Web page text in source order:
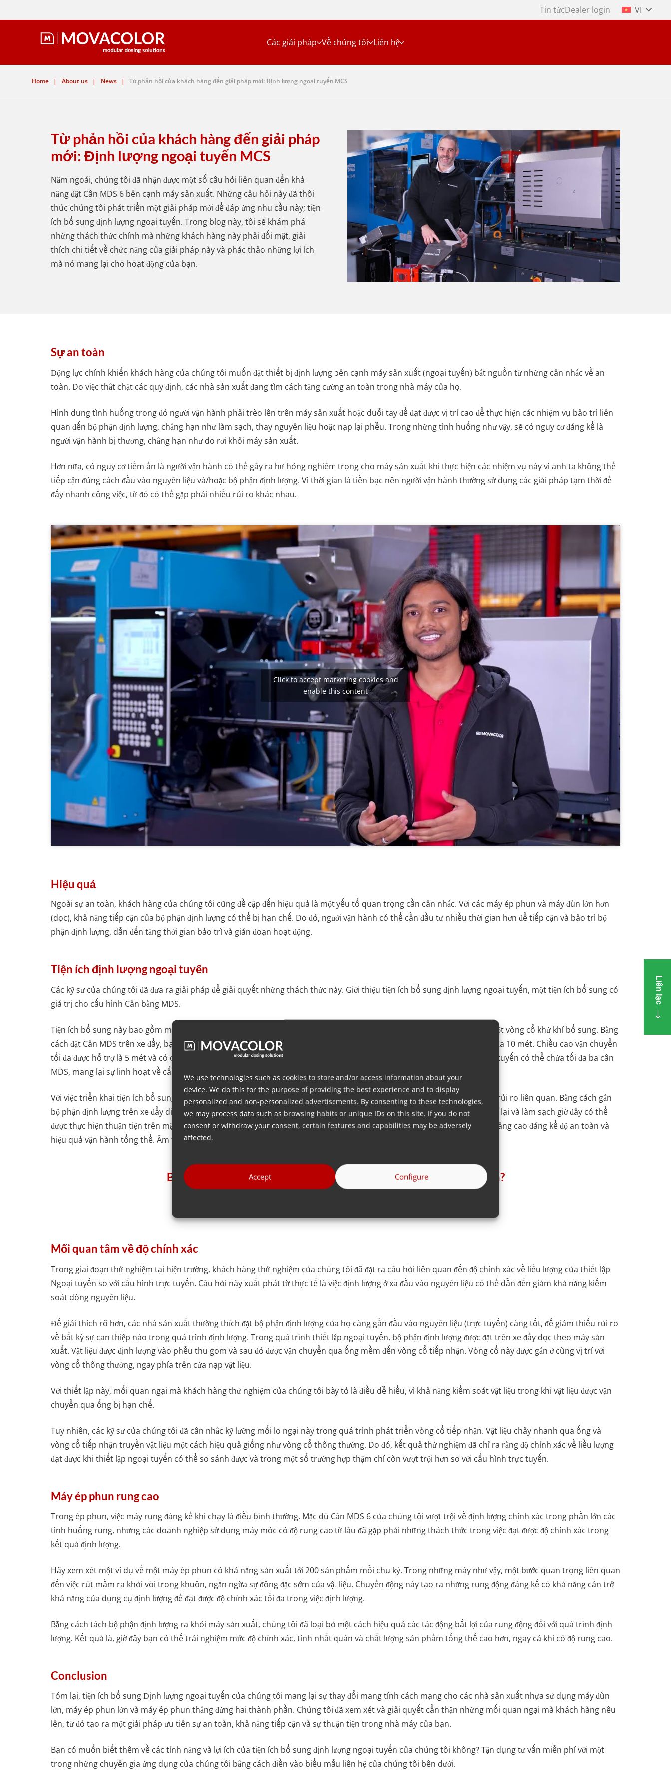
We use technologies such as cookies to store and/or access information about your
device. We do this for the purpose of providing the best experience and to display
personalized and non-personalized advertisements. By consenting to these technologies,
we may process data such as browsing habits or unique IDs on this site. If you do not
consent or withdraw your consent, certain features and capabilities may be adversely
affected.
Accept Configure
Tin tứcDealer login VI
Các giải pháp Về chúng tôi Liên hệ
Home | About us | News | Từ phản hồi của khách hàng đến giải pháp mới: Định lượng ngoại tuyến MCS
Từ phản hồi của khách hàng đến giải pháp
mới: Định lượng ngoại tuyến MCS
Năm ngoái, chúng tôi đã nhận được một số câu hỏi liên quan đến khả
năng đặt Cân MDS 6 bên cạnh máy sản xuất. Những câu hỏi này đã thôi
thúc chúng tôi phát triển một giải pháp mới để đáp ứng nhu cầu này; tiện
ích bổ sung định lượng ngoại tuyến. Trong blog này, tôi sẽ khám phá
những thách thức chính mà những khách hàng này phải đối mặt, giải
thích chi tiết về chức năng của giải pháp này và phác thảo những lợi ích
mà nó mang lại cho hoạt động của bạn.
Sự an toàn
Động lực chính khiến khách hàng của chúng tôi muốn đặt thiết bị định lượng bên cạnh máy sản xuất (ngoại tuyến) bắt nguồn từ những cân nhắc về an
toàn. Do việc thắt chặt các quy định, các nhà sản xuất đang tìm cách tăng cường an toàn trong nhà máy của họ.
Hình dung tình huống trong đó người vận hành phải trèo lên trên máy sản xuất hoặc duỗi tay để đạt được vị trí cao để thực hiện các nhiệm vụ bảo trì liên
quan đến bộ phận định lượng, chẳng hạn như làm sạch, thay nguyên liệu hoặc nạp lại phễu. Trong những tình huống như vậy, sẽ có nguy cơ đáng kể là
người vận hành bị thương, chẳng hạn như do rơi khỏi máy sản xuất.
Hơn nữa, có nguy cơ tiềm ẩn là người vận hành có thể gây ra hư hỏng nghiêm trọng cho máy sản xuất khi thực hiện các nhiệm vụ này vì anh ta không thể
tiếp cận đúng cách đầu vào nguyên liệu và/hoặc bộ phận định lượng. Vì thời gian là tiền bạc nên người vận hành thường sử dụng các giải pháp tạm thời để
đẩy nhanh công việc, từ đó có thể gặp phải nhiều rủi ro khác nhau.
Click to accept marketing cookies and
enable this content
Hiệu quả
Ngoài sự an toàn, khách hàng của chúng tôi cũng đề cập đến hiệu quả là một yếu tố quan trọng cần cân nhắc. Với các máy ép phun và máy đùn lớn hơn
(dọc), khả năng tiếp cận của bộ phận định lượng có thể bị hạn chế. Do đó, người vận hành có thể cần đầu tư nhiều thời gian hơn để tiếp cận và bảo trì bộ
phận định lượng, dẫn đến tăng thời gian bảo trì và gián đoạn hoạt động.
Tiện ích định lượng ngoại tuyến
Các kỹ sư của chúng tôi đã đưa ra giải pháp để giải quyết những thách thức này. Giới thiệu tiện ích bổ sung định lượng ngoại tuyến, một tiện ích bổ sung có
giá trị cho cấu hình Cân bằng MDS.
Tiện ích bổ sung này bao gồm một xe đẩy di chuyển linh hoạt được trang bị phễu thu thập tích hợp, ống vận chuyển và một vòng cổ khử khí bổ sung. Bằng
cách đặt Cân MDS trên xe đẩy, bạn có thể tự do di chuyển cân quanh nhà máy một cách dễ dàng, cách máy sản xuất tối đa 10 mét. Chiều cao vận chuyển
tối đa được hỗ trợ là 5 mét và có công suất đáng kể là 32 kg/h để vận chuyển hiệu quả. Hơn nữa, thiết lập định lượng ngoại tuyến có thể chứa tối đa ba cân
MDS, mang lại sự linh hoạt về cấu hình tối đa.
Với việc triển khai tiện ích bổ sung định lượng ngoại tuyến, bạn có thể tối ưu hóa hiệu quả của mình đồng thời giảm thiểu rủi ro liên quan. Bằng cách gắn
bộ phận định lượng trên xe đẩy di động đặt cạnh máy sản xuất, các công việc bảo trì thiết yếu như thay đổi màu sắc, đổ đầy lại và làm sạch giờ đây có thể
được thực hiện thuận tiện trên mặt đất. Điều này giúp loại bỏ nhu cầu làm việc ở độ cao cao hoặc trên nóc máy sản xuất, nâng cao đáng kể độ an toàn và
hiệu quả vận hành tổng thể. Âm thanh tuyệt vời, phải không?
Bạn muốn tìm hiểu thêm về tiện ích bổ sung định lượng ngoại tuyến?
Mối quan tâm về độ chính xác
Trong giai đoạn thử nghiệm tại hiện trường, khách hàng thử nghiệm của chúng tôi đã đặt ra câu hỏi liên quan đến độ chính xác về liều lượng của thiết lập
Ngoại tuyến so với cấu hình trực tuyến. Câu hỏi này xuất phát từ thực tế là việc định lượng ở xa đầu vào nguyên liệu có thể dẫn đến giảm khả năng kiểm
soát dòng nguyên liệu.
Để giải thích rõ hơn, các nhà sản xuất thường thích đặt bộ phận định lượng của họ càng gần đầu vào nguyên liệu (trực tuyến) càng tốt, để giảm thiểu rủi ro
về bất kỳ sự can thiệp nào trong quá trình định lượng. Trong quá trình thiết lập ngoại tuyến, bộ phận định lượng được đặt trên xe đẩy dọc theo máy sản
xuất. Vật liệu được định lượng vào phễu thu gom và sau đó được vận chuyển qua ống mềm đến vòng cổ tiếp nhận. Vòng cổ này được gắn ở cùng vị trí với
vòng cổ thông thường, ngay phía trên cửa nạp vật liệu.
Với thiết lập này, mối quan ngại mà khách hàng thử nghiệm của chúng tôi bày tỏ là điều dễ hiểu, vì khả năng kiểm soát vật liệu trong khi vật liệu được vận
chuyển qua ống bị hạn chế.
Tuy nhiên, các kỹ sư của chúng tôi đã cân nhắc kỹ lưỡng mối lo ngại này trong quá trình phát triển vòng cổ tiếp nhận. Vật liệu chảy nhanh qua ống và
vòng cổ tiếp nhận truyền vật liệu một cách hiệu quả giống như vòng cổ thông thường. Do đó, kết quả thử nghiệm đã chỉ ra rằng độ chính xác về liều lượng
đạt được khi thiết lập ngoại tuyến có thể so sánh được và trong một số trường hợp thậm chí còn vượt trội hơn so với cấu hình trực tuyến.
Máy ép phun rung cao
Trong ép phun, việc máy rung đáng kể khi chạy là điều bình thường. Mặc dù Cân MDS 6 của chúng tôi vượt trội về định lượng chính xác trong phần lớn các
tình huống rung, nhưng các doanh nghiệp sử dụng máy móc có độ rung cao từ lâu đã gặp phải những thách thức trong việc đạt được độ chính xác trong
kết quả định lượng.
Hãy xem xét một ví dụ về một máy ép phun có khả năng sản xuất tới 200 sản phẩm mỗi chu kỳ. Trong những máy như vậy, một bước quan trọng liên quan
đến việc rút mầm ra khỏi vòi trong khuôn, ngăn ngừa sự đông đặc sớm của vật liệu. Chuyển động này tạo ra những rung động đáng kể có khả năng cản trở
khả năng của dụng cụ định lượng để đạt được độ chính xác tối đa trong việc định lượng.
Bằng cách tách bộ phận định lượng ra khỏi máy sản xuất, chúng tôi đã loại bỏ một cách hiệu quả các tác động bất lợi của rung động đối với quá trình định
lượng. Kết quả là, giờ đây bạn có thể trải nghiệm mức độ chính xác, tính nhất quán và chất lượng sản phẩm tổng thể cao hơn, ngay cả khi có độ rung cao.
Conclusion
Tóm lại, tiện ích bổ sung Định lượng ngoại tuyến của chúng tôi mang lại sự thay đổi mang tính cách mạng cho các nhà sản xuất nhựa sử dụng máy đùn
lớn, máy ép phun lớn và máy ép phun thẳng đứng hai thành phần. Chúng tôi đã xem xét và giải quyết cẩn thận những mối quan ngại mà khách hàng nêu
lên, từ đó tạo ra một giải pháp ưu tiên sự an toàn, khả năng tiếp cận và sự thuận tiện trong nhà máy của bạn.
Bạn có muốn biết thêm về các tính năng và lợi ích của tiện ích bổ sung định lượng ngoại tuyến của chúng tôi không? Tận dụng tư vấn miễn phí với một
trong những chuyên gia ứng dụng của chúng tôi bằng cách điền vào biểu mẫu liên hệ của chúng tôi bên dưới.
Liên lạc